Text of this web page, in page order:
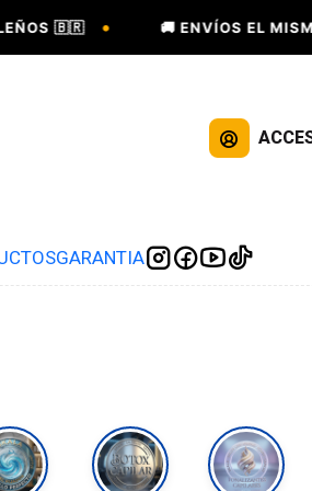
🇧🇷 • 🚚 ENVÍOS EL MISMO
GARANTIA